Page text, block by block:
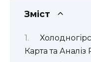
Зміст
Карта та